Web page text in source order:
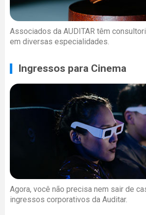
Associados da AUDITAR têm
em diversas especialidades.
Ingressos para Cinema
Agora, você não precisa nem sair de
ingressos corporativos da Auditar.